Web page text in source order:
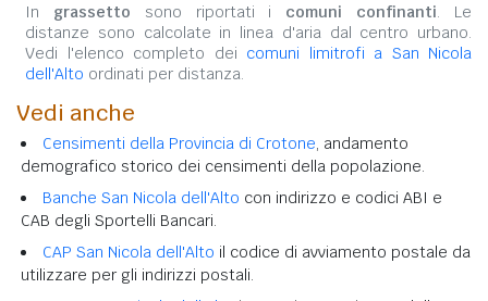
In grassetto sono riportati i comuni confinanti. Le
distanze sono calcolate in linea d'aria dal centro urbano.
Vedi l'elenco completo dei comuni limitrofi a San Nicola
dell'Alto ordinati per distanza.
Vedi anche
Censimenti della Provincia di Crotone, andamento
demografico storico dei censimenti della popolazione.
Banche San Nicola dell'Alto con indirizzo e codici ABI e
CAB degli Sportelli Bancari.
CAP San Nicola dell'Alto il codice di avviamento postale da
utilizzare per gli indirizzi postali.